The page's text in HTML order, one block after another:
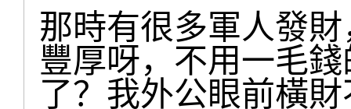
那時有很多軍人發
豐厚呀，不用一毛
了？我外公眼前橫